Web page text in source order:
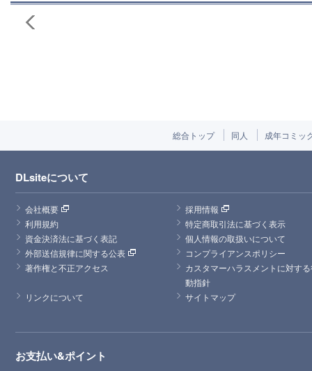
総合トップ 同人 成年コミッ
DLsiteについて
会社概要
採用情報
利用規約
特定商取引法に基づく表示
資金決済法に基づく表記
個人情報の取扱いについて
外部送信規律に関する公表
コンプライアンスポリシー
著作権と不正アクセス
カスタマーハラスメントに対す
動指針
リンクについて
サイトマップ
お支払い&ポイント